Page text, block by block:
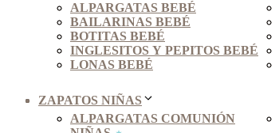
ALPARGATAS BEBÉ
BAILARINAS BEBÉ
BOTITAS BEBÉ
INGLESITOS Y PEPITOS BEBÉ
LONAS BEBÉ
ZAPATOS NIÑAS
ALPARGATAS COMUNIÓN